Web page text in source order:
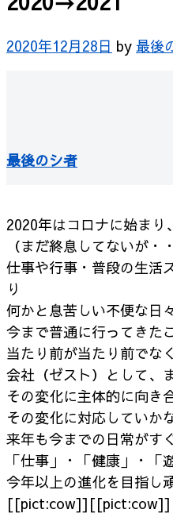
2020年12月28日 by 最後
最後のシ者
2020年はコロナに始まり
（まだ終息してないが・
仕事や行事・普段の生活
り
何かと息苦しい不便な日々
今まで普通に行ってきた
当たり前が当たり前でな
会社（ゼスト）として、
その変化に主体的に向き
その変化に対応していか
来年も今までの日常がす
「仕事」・「健康」・「
今年以上の進化を目指し